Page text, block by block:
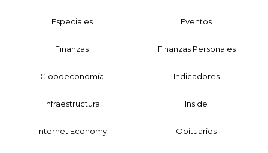
Especiales Eventos
Finanzas Finanzas Personales
Globoeconomía Indicadores
Infraestructura Inside
Internet Economy Obituarios